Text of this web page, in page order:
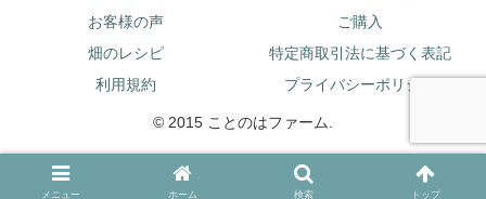
お客様の声
ご購入
畑のレシピ
特定商取引法に基づく表記
利用規約
プライバシーポリシー
© 2015 ことのはファーム.
メニュー ホーム 検索 トップ